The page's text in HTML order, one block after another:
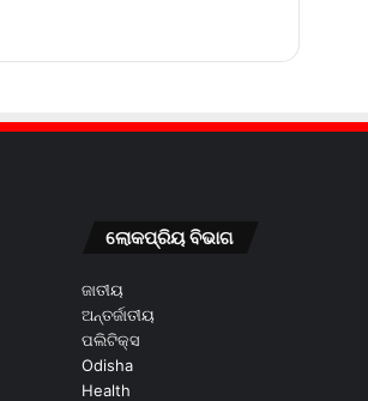
ଲୋକପ୍ରିୟ ବିଭାଗ
ଜାତୀୟ
ଅନ୍ତର୍ଜାତୀୟ
ପଲିଟିକ୍ସ
Odisha
Health